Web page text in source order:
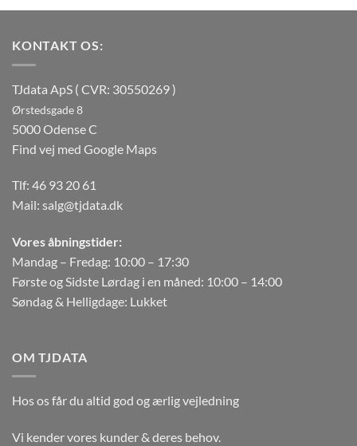
KONTAKT OS:
TJdata ApS ( CVR: 30550269 )
Ørstedsgade 8
5000 Odense C
Find vej med Google Maps
Tlf: 46 93 20 61
Mail: salg@tjdata.dk
Vores åbningstider:
Mandag – Fredag: 10:00 – 17:30
Første og Sidste Lørdag i en måned: 10:00 – 14:00
Søndag & Helligdage: Lukket
OM TJDATA
Hos os får du altid god og ærlig vejledning
Vi kender vores kunder & deres behov.